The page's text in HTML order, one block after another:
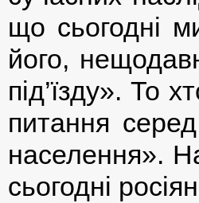
що сьогодні
його,
під’їзду». То
питання
населення».
сьогодні